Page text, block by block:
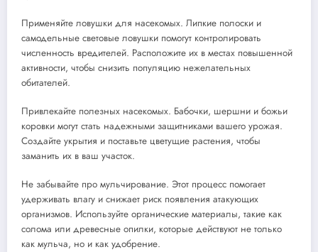
Применяйте ловушки для насекомых. Липкие полоски и
самодельные световые ловушки помогут контролировать
численность вредителей. Расположите их в местах повышенной
активности, чтобы снизить популяцию нежелательных
обитателей.
Привлекайте полезных насекомых. Бабочки, шершни и божьи
коровки могут стать надежными защитниками вашего урожая.
Создайте укрытия и поставьте цветущие растения, чтобы
заманить их в ваш участок.
Не забывайте про мульчирование. Этот процесс помогает
удерживать влагу и снижает риск появления атакующих
организмов. Используйте органические материалы, такие как
солома или древесные опилки, которые действуют не только
как мульча, но и как удобрение.